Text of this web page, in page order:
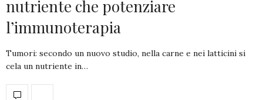
nutriente che potenziare
l’immunoterapia
Tumori: secondo un nuovo studio, nella carne e nei latticini si
cela un nutriente in…